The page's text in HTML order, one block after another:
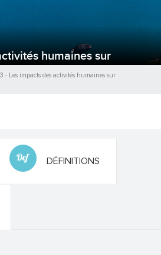
humaines sur
3 - Les impacts des activités humaines sur
DÉFINITIONS